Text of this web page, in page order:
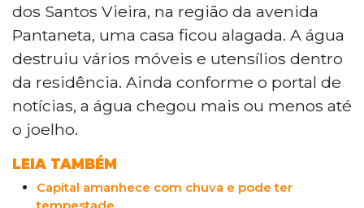
dos Santos Vieira, na região da avenida
Pantaneta, uma casa ficou alagada. A água
destruiu vários móveis e utensílios dentro
da residência. Ainda conforme o portal de
notícias, a água chegou mais ou menos até
o joelho.
LEIA TAMBÉM
Capital amanhece com chuva e pode ter